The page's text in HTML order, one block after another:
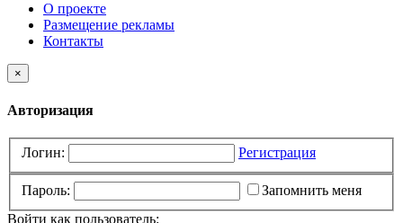
О проекте
Размещение рекламы
Контакты
×
Авторизация
Логин: Регистрация
Пароль:
Запомнить меня
Войти как пользователь: